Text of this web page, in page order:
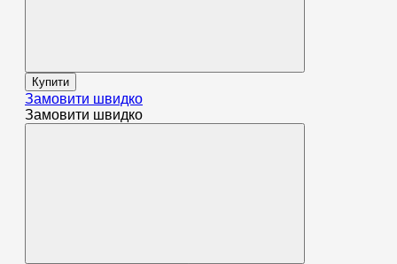
Купити
Замовити швидко
Замовити швидко